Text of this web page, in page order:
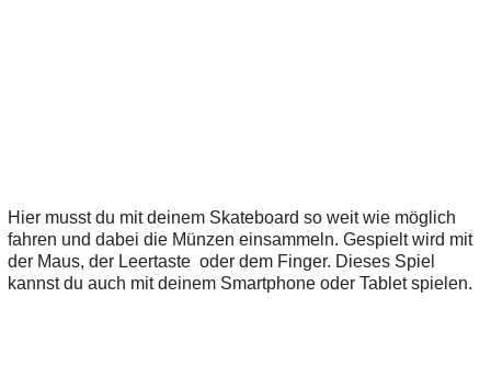
Hier musst du mit deinem Skateboard so weit wie möglich
fahren und dabei die Münzen einsammeln. Gespielt wird mit
der Maus, der Leertaste oder dem Finger. Dieses Spiel
kannst du auch mit deinem Smartphone oder Tablet spielen.